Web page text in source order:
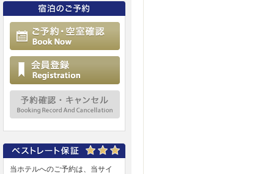
当ホテルへのご予約は、当サイ